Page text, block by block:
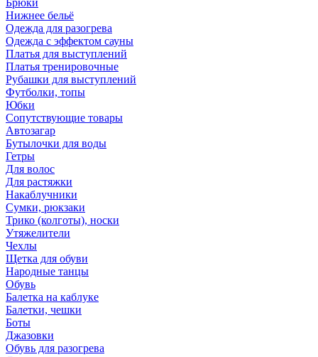
Брюки
Нижнее бельё
Одежда для разогрева
Одежда с эффектом сауны
Платья для выступлений
Платья тренировочные
Рубашки для выступлений
Футболки, топы
Юбки
Сопутствующие товары
Автозагар
Бутылочки для воды
Гетры
Для волос
Для растяжки
Накаблучники
Сумки, рюкзаки
Трико (колготы), носки
Утяжелители
Чехлы
Щетка для обуви
Народные танцы
Обувь
Балетка на каблуке
Балетки, чешки
Боты
Джазовки
Обувь для разогрева